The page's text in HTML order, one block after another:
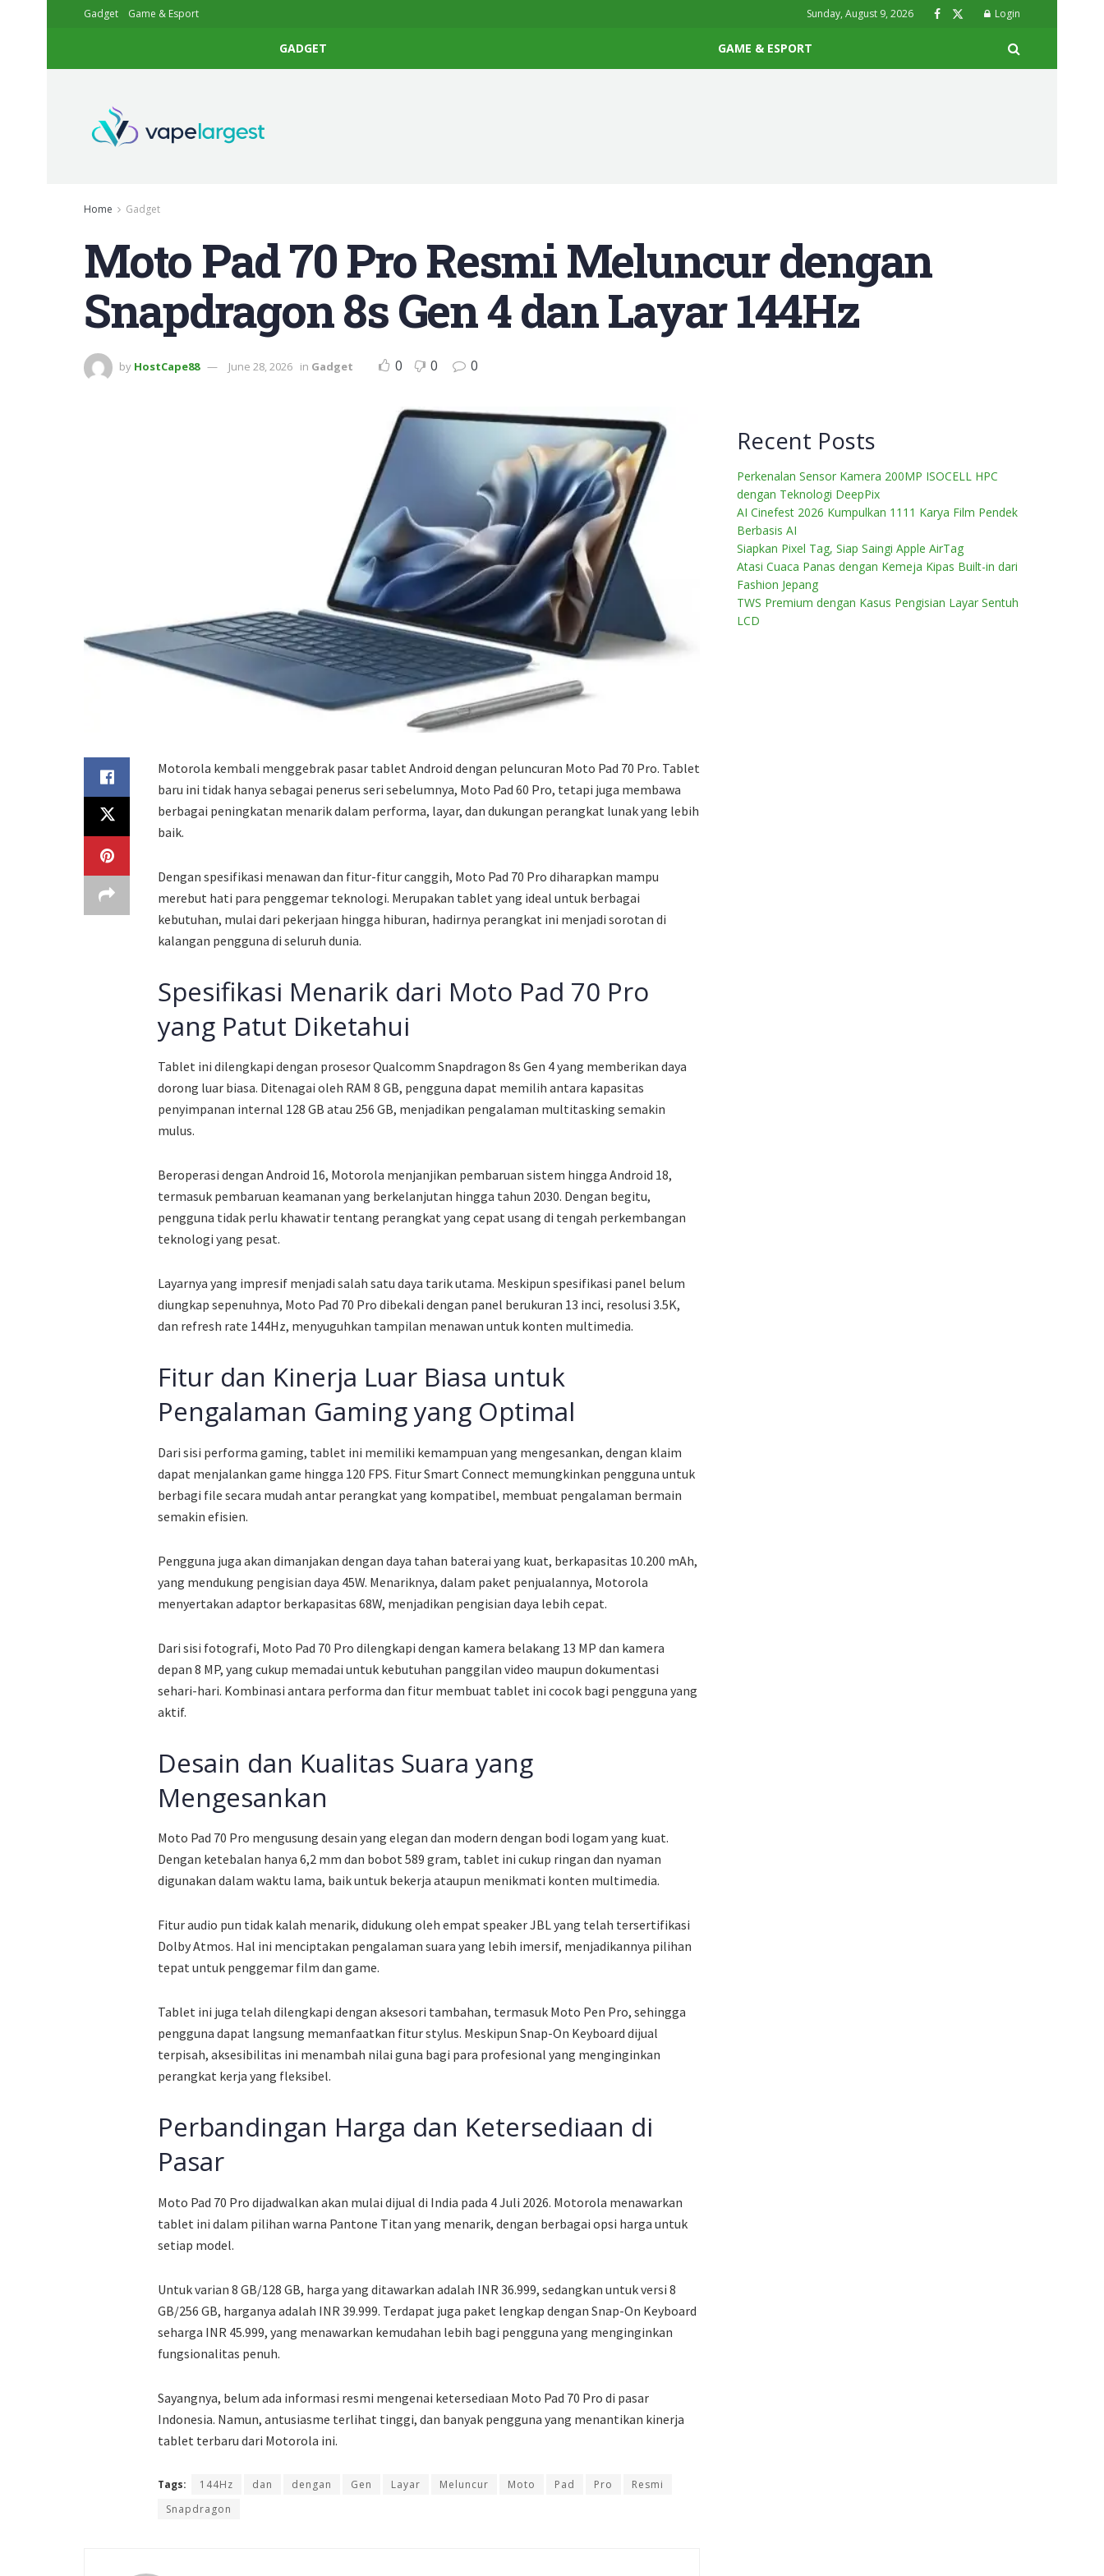
Gadget Game & Esport Sunday, August 9, 2026 Login
GADGET GAME & ESPORT
Home Gadget
Moto Pad 70 Pro Resmi Meluncur dengan
Snapdragon 8s Gen 4 dan Layar 144Hz
by HostCape88 June 28, 2026 in Gadget 0 0 0
Motorola kembali menggebrak pasar tablet Android dengan peluncuran Moto Pad 70 Pro. Tablet
baru ini tidak hanya sebagai penerus seri sebelumnya, Moto Pad 60 Pro, tetapi juga membawa
berbagai peningkatan menarik dalam performa, layar, dan dukungan perangkat lunak yang lebih
baik.
Dengan spesifikasi menawan dan fitur-fitur canggih, Moto Pad 70 Pro diharapkan mampu
merebut hati para penggemar teknologi. Merupakan tablet yang ideal untuk berbagai
kebutuhan, mulai dari pekerjaan hingga hiburan, hadirnya perangkat ini menjadi sorotan di
kalangan pengguna di seluruh dunia.
Spesifikasi Menarik dari Moto Pad 70 Pro
yang Patut Diketahui
Tablet ini dilengkapi dengan prosesor Qualcomm Snapdragon 8s Gen 4 yang memberikan daya
dorong luar biasa. Ditenagai oleh RAM 8 GB, pengguna dapat memilih antara kapasitas
penyimpanan internal 128 GB atau 256 GB, menjadikan pengalaman multitasking semakin
mulus.
Beroperasi dengan Android 16, Motorola menjanjikan pembaruan sistem hingga Android 18,
termasuk pembaruan keamanan yang berkelanjutan hingga tahun 2030. Dengan begitu,
pengguna tidak perlu khawatir tentang perangkat yang cepat usang di tengah perkembangan
teknologi yang pesat.
Layarnya yang impresif menjadi salah satu daya tarik utama. Meskipun spesifikasi panel belum
diungkap sepenuhnya, Moto Pad 70 Pro dibekali dengan panel berukuran 13 inci, resolusi 3.5K,
dan refresh rate 144Hz, menyuguhkan tampilan menawan untuk konten multimedia.
Fitur dan Kinerja Luar Biasa untuk
Pengalaman Gaming yang Optimal
Dari sisi performa gaming, tablet ini memiliki kemampuan yang mengesankan, dengan klaim
dapat menjalankan game hingga 120 FPS. Fitur Smart Connect memungkinkan pengguna untuk
berbagi file secara mudah antar perangkat yang kompatibel, membuat pengalaman bermain
semakin efisien.
Pengguna juga akan dimanjakan dengan daya tahan baterai yang kuat, berkapasitas 10.200 mAh,
yang mendukung pengisian daya 45W. Menariknya, dalam paket penjualannya, Motorola
menyertakan adaptor berkapasitas 68W, menjadikan pengisian daya lebih cepat.
Dari sisi fotografi, Moto Pad 70 Pro dilengkapi dengan kamera belakang 13 MP dan kamera
depan 8 MP, yang cukup memadai untuk kebutuhan panggilan video maupun dokumentasi
sehari-hari. Kombinasi antara performa dan fitur membuat tablet ini cocok bagi pengguna yang
aktif.
Desain dan Kualitas Suara yang
Mengesankan
Moto Pad 70 Pro mengusung desain yang elegan dan modern dengan bodi logam yang kuat.
Dengan ketebalan hanya 6,2 mm dan bobot 589 gram, tablet ini cukup ringan dan nyaman
digunakan dalam waktu lama, baik untuk bekerja ataupun menikmati konten multimedia.
Fitur audio pun tidak kalah menarik, didukung oleh empat speaker JBL yang telah tersertifikasi
Dolby Atmos. Hal ini menciptakan pengalaman suara yang lebih imersif, menjadikannya pilihan
tepat untuk penggemar film dan game.
Tablet ini juga telah dilengkapi dengan aksesori tambahan, termasuk Moto Pen Pro, sehingga
pengguna dapat langsung memanfaatkan fitur stylus. Meskipun Snap-On Keyboard dijual
terpisah, aksesibilitas ini menambah nilai guna bagi para profesional yang menginginkan
perangkat kerja yang fleksibel.
Perbandingan Harga dan Ketersediaan di
Pasar
Moto Pad 70 Pro dijadwalkan akan mulai dijual di India pada 4 Juli 2026. Motorola menawarkan
tablet ini dalam pilihan warna Pantone Titan yang menarik, dengan berbagai opsi harga untuk
setiap model.
Untuk varian 8 GB/128 GB, harga yang ditawarkan adalah INR 36.999, sedangkan untuk versi 8
GB/256 GB, harganya adalah INR 39.999. Terdapat juga paket lengkap dengan Snap-On Keyboard
seharga INR 45.999, yang menawarkan kemudahan lebih bagi pengguna yang menginginkan
fungsionalitas penuh.
Sayangnya, belum ada informasi resmi mengenai ketersediaan Moto Pad 70 Pro di pasar
Indonesia. Namun, antusiasme terlihat tinggi, dan banyak pengguna yang menantikan kinerja
tablet terbaru dari Motorola ini.
Tags: 144Hz dan dengan Gen Layar Meluncur Moto Pad Pro
Resmi
Snapdragon
Recent Posts
Perkenalan Sensor Kamera 200MP ISOCELL HPC
dengan Teknologi DeepPix
AI Cinefest 2026 Kumpulkan 1111 Karya Film Pendek
Berbasis AI
Siapkan Pixel Tag, Siap Saingi Apple AirTag
Atasi Cuaca Panas dengan Kemeja Kipas Built-in dari
Fashion Jepang
TWS Premium dengan Kasus Pengisian Layar Sentuh
LCD